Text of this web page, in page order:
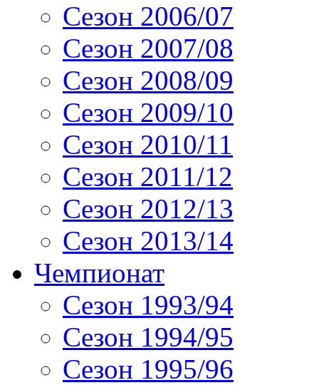
Сезон 2006/07
Сезон 2007/08
Сезон 2008/09
Сезон 2009/10
Сезон 2010/11
Сезон 2011/12
Сезон 2012/13
Сезон 2013/14
Чемпионат
Сезон 1993/94
Сезон 1994/95
Сезон 1995/96